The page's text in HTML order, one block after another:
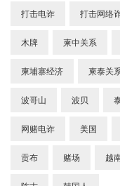
打击电诈 打击网络
木牌 柬中关系
柬埔寨经济 柬泰关
波哥山 波贝
网赌电诈 美国
贡布 赌场 越